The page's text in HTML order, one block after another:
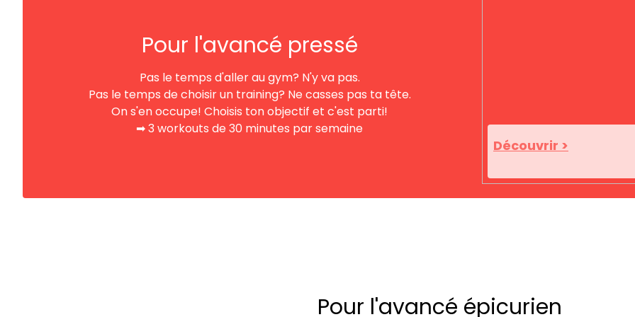
Pour l'avancé pressé
Pas le temps d'aller au gym? N'y va pas.
Pas le temps de choisir un training? Ne casses pas ta tête.
On s'en occupe! Choisis ton objectif et c'est parti!
➡︎ 3 workouts de 30 minutes par semaine
Découvrir >
Pour l'avancé épicurien